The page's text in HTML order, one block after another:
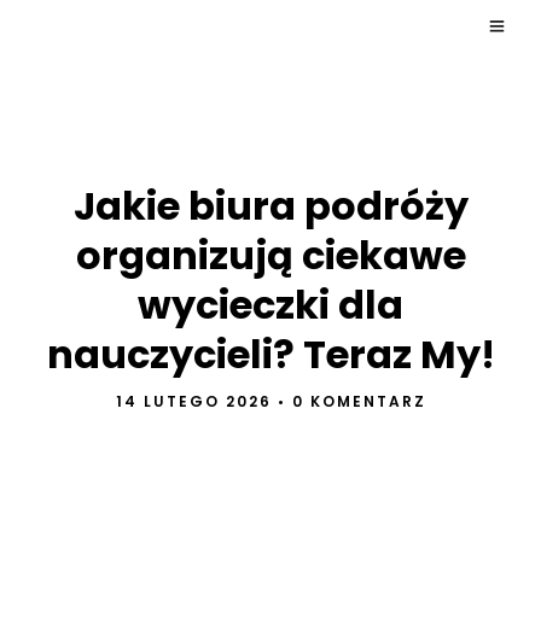
Jakie biura podróży
organizują ciekawe
wycieczki dla
nauczycieli? Teraz My!
14 LUTEGO 2026 • 0 KOMENTARZ